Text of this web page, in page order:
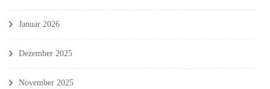
Januar 2026
Dezember 2025
November 2025